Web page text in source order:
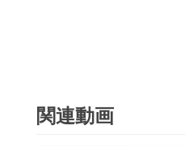
関連動画